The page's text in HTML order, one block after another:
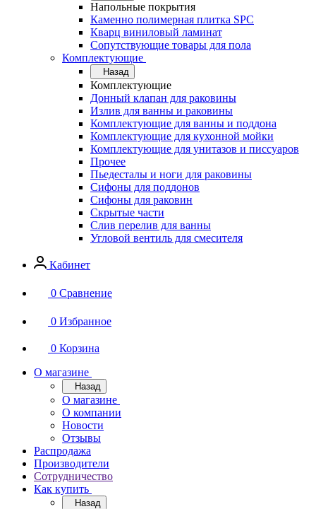
Напольные покрытия
Каменно полимерная плитка SPC
Кварц виниловый ламинат
Сопутствующие товары для пола
Комплектующие
Назад
Комплектующие
Донный клапан для раковины
Излив для ванны и раковины
Комплектующие для ванны и поддона
Комплектующие для кухонной мойки
Комплектующие для унитазов и писсуаров
Прочее
Пьедесталы и ноги для раковины
Сифоны для поддонов
Сифоны для раковин
Скрытые части
Слив перелив для ванны
Угловой вентиль для смесителя
Кабинет
0 Сравнение
0 Избранное
0 Корзина
О магазине
Назад
О магазине
О компании
Новости
Отзывы
Распродажа
Производители
Сотрудничество
Как купить
Назад